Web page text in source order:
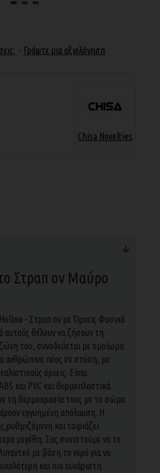
- Γράψτε μια αξιολόγηση
Chisa Novelties
Στραπ ον Μαύρο
- Στραπ ον με Όρχεις Φυσικό
αυτούς θέλουν να ζήσουν τη
του, συνοδεύεται με ομοίωμα
ανθρώπινο πέος σε στύση, με
όρχεις. Είναι
και PVC και θερμοπλαστικά
τη θερμοκρασία τους με το σώμα
εγγυημένη απόλαυση. Η
και ταιριάζει
μεγέθη. Σας συνιστούμε να το
με βάση το νερό για να
και πιο ευχάριστη.